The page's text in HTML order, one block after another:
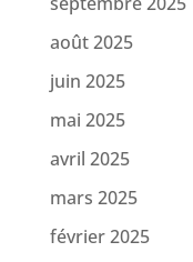
août 2025
juin 2025
mai 2025
avril 2025
mars 2025
février 2025